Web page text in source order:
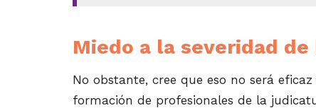
Miedo a la severidad de
No obstante, cree que eso no será
formación de profesionales de la